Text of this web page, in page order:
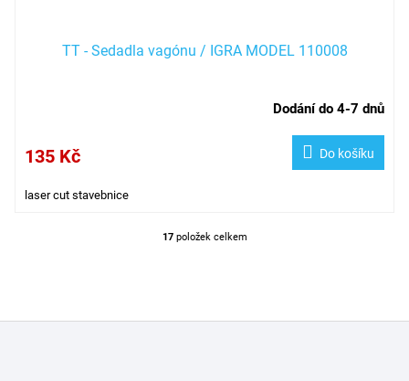
TT - Sedadla vagónu / IGRA MODEL 110008
Dodání do 4-7 dnů
135 Kč Do košíku
laser cut stavebnice
O
17položek celkem